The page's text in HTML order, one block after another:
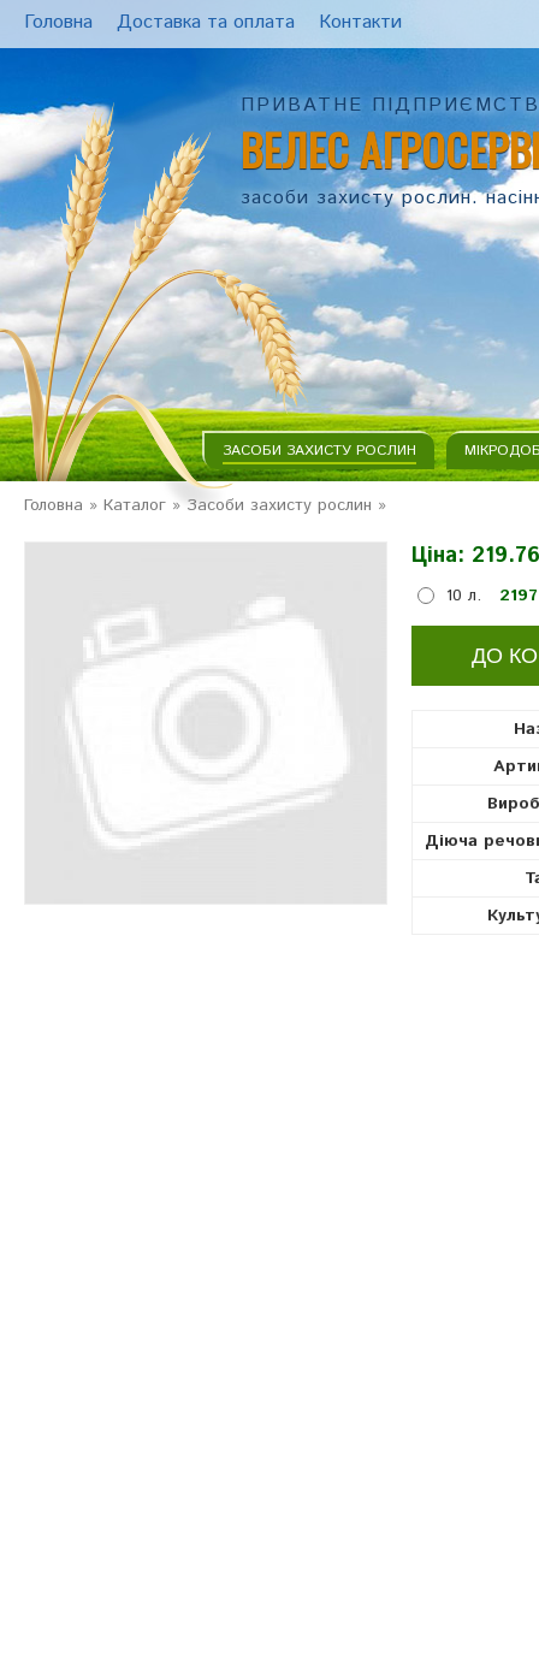
ПРИВАТНЕ
ВЕЛЕС
засоби захисту рослин.
Головна Доставка та оплата Контакти
ЗАСОБИ ЗАХИСТУ РОСЛИН
Головна » Каталог » Засоби захисту рослин »
Ціна:
10 л.
Діюча